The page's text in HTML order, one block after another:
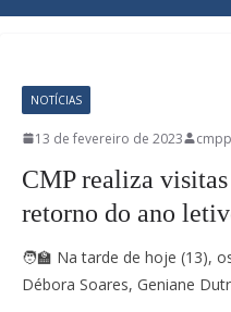
NOTÍCIAS
13 de fevereiro de 2023
CMP realiza
retorno do ano
🧑‍🏫 Na tarde de hoje (13),
Débora Soares, Geniane